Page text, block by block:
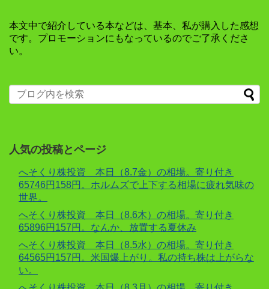
本文中で紹介している本などは、基本、私が購入した感想
です。プロモーションにもなっているのでご了承くださ
い。
人気の投稿とページ
へそくり株投資 本日（8.7金）の相場。寄り付き
65746円158円。ホルムズで上下する相場に疲れ気味の
世界。
へそくり株投資 本日（8.6木）の相場。寄り付き
65896円157円。なんか、放置する夏休み
へそくり株投資 本日（8.5水）の相場。寄り付き
64565円157円。米国爆上がり。私の持ち株は上がらな
い。